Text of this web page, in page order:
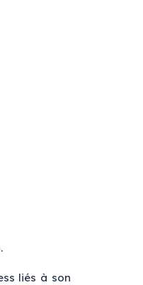
liés à son